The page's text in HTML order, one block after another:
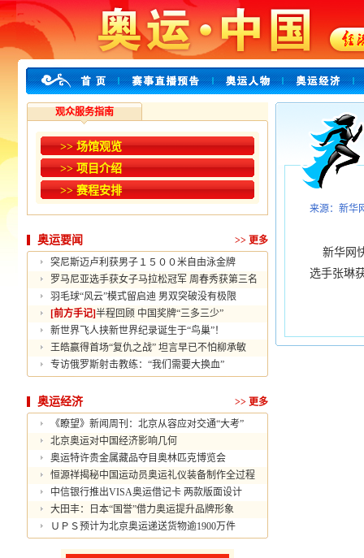
观众服务指南
>> 场馆观览
>> 项目介绍
>> 赛程安排
奥运要闻 >> 更多
突尼斯迈卢利获男子１５００米自由泳金牌
罗马尼亚选手获女子马拉松冠军 周春秀获第三名
羽毛球“风云”模式留启迪 男双突破没有极限
[前方手记]半程回顾 中国奖牌“三多三少”
新世界飞人挟新世界纪录诞生于“鸟巢”！
王皓赢得首场“复仇之战” 坦言早已不怕柳承敏
专访俄罗斯射击教练：“我们需要大换血”
奥运经济 >> 更多
《瞭望》新闻周刊：北京从容应对交通“大考”
北京奥运对中国经济影响几何
奥运特许贵金属藏品夺目奥林匹克博览会
恒源祥揭秘中国运动员奥运礼仪装备制作全过程
中信银行推出VISA奥运借记卡 两款版面设计
大田丰：日本“国誉”借力奥运提升品牌形象
ＵＰＳ预计为北京奥运递送货物逾1900万件
来源：新华
新华网
选手张琳